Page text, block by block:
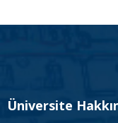
Üniversite